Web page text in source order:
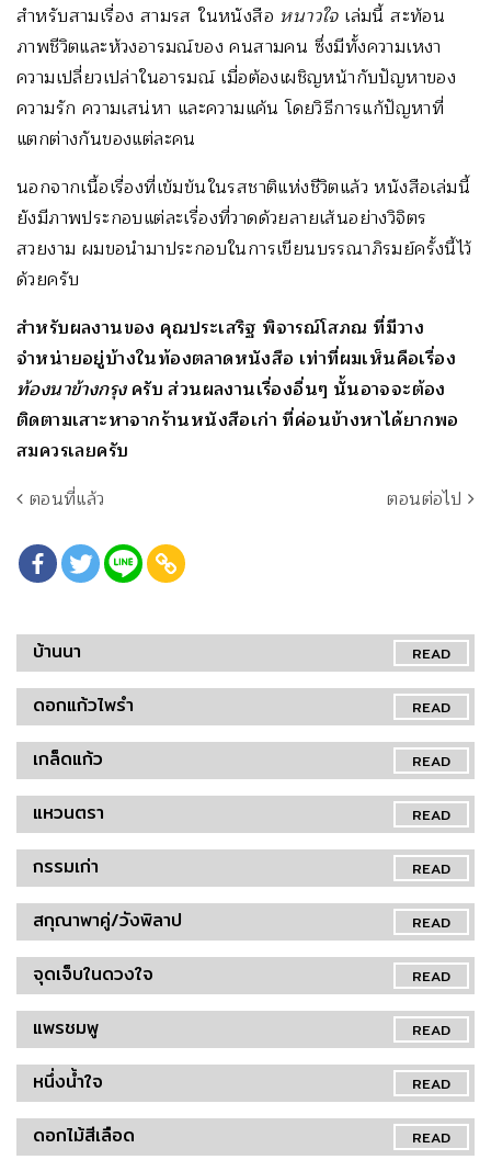
สำหรับสามเรื่อง สามรส ในหนังสือ หนาวใจเล่มนี้ สะท้อน
ภาพชีวิตและห้วงอารมณ์ของ คนสามคน ซึ่งมีทั้งความเหงา
ความเปลี่ยวเปล่าในอารมณ์ เมื่อต้องเผชิญหน้ากับปัญหาของ
ความรัก ความเสน่หา และความแค้น โดยวิธีการแก้ปัญหาที่
แตกต่างกันของแต่ละคน
นอกจากเนื้อเรื่องที่เข้มข้นในรสชาติแห่งชีวิตแล้ว หนังสือเล่มนี้
ยังมีภาพประกอบแต่ละเรื่องที่วาดด้วยลายเส้นอย่างวิจิตร
สวยงาม ผมขอนำมาประกอบในการเขียนบรรณาภิรมย์ครั้งนี้ไว้
ด้วยครับ
สำหรับผลงานของ คุณประเสริฐ พิจารณ์โสภณ ที่มีวาง
จำหน่ายอยู่บ้างในท้องตลาดหนังสือ เท่าที่ผมเห็นคือเรื่อง
ท้องนาข้างกรุงครับ ส่วนผลงานเรื่องอื่นๆ นั้นอาจจะต้อง
ติดตามเสาะหาจากร้านหนังสือเก่า ที่ค่อนข้างหาได้ยากพอ
สมควรเลยครับ
ตอนที่แล้ว
ตอนต่อไป
READ
บ้านนา
READ
ดอกแก้วไพรำ
READ
เกล็ดแก้ว
READ
แหวนตรา
READ
กรรมเก่า
READ
สกุณาพาคู่/วังพิลาป
READ
จุดเจ็บในดวงใจ
READ
แพรชมพู
READ
หนึ่งน้ำใจ
READ
ดอกไม้สีเลือด